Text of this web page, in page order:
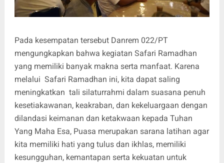
Pada kesempatan tersebut Danrem 022/PT
mengungkapkan bahwa kegiatan Safari Ramadhan
yang memiliki banyak makna serta manfaat. Karena
melalui Safari Ramadhan ini, kita dapat saling
meningkatkan tali silaturrahmi dalam suasana penuh
kesetiakawanan, keakraban, dan kekeluargaan dengan
dilandasi keimanan dan ketakwaan kepada Tuhan
Yang Maha Esa, Puasa merupakan sarana latihan agar
kita memiliki hati yang tulus dan ikhlas, memiliki
kesungguhan, kemantapan serta kekuatan untuk